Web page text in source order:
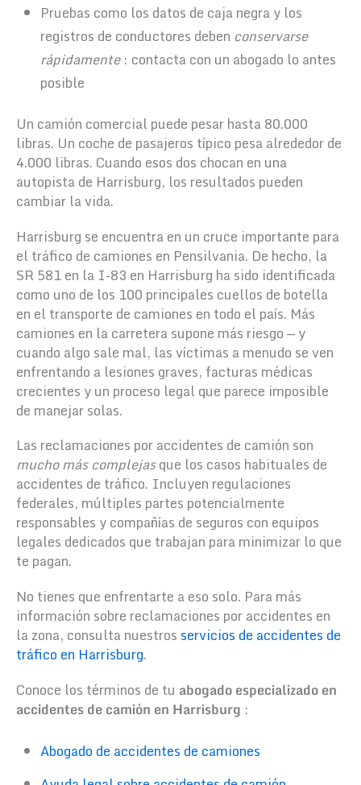
Pruebas como los datos de caja negra y los
registros de conductores deben conservarse
rápidamente: contacta con un abogado lo antes
posible
Un camión comercial puede pesar hasta 80.000
libras. Un coche de pasajeros típico pesa alrededor de
4.000 libras. Cuando esos dos chocan en una
autopista de Harrisburg, los resultados pueden
cambiar la vida.
Harrisburg se encuentra en un cruce importante para
el tráfico de camiones en Pensilvania. De hecho, la
SR 581 en la I-83 en Harrisburg ha sido identificada
como uno de los 100 principales cuellos de botella
en el transporte de camiones en todo el país. Más
camiones en la carretera supone más riesgo — y
cuando algo sale mal, las víctimas a menudo se ven
enfrentando a lesiones graves, facturas médicas
crecientes y un proceso legal que parece imposible
de manejar solas.
Las reclamaciones por accidentes de camión son
mucho más complejasque los casos habituales de
accidentes de tráfico. Incluyen regulaciones
federales, múltiples partes potencialmente
responsables y compañías de seguros con equipos
legales dedicados que trabajan para minimizar lo que
te pagan.
No tienes que enfrentarte a eso solo. Para más
información sobre reclamaciones por accidentes en
la zona, consulta nuestros servicios de accidentes de
tráfico en Harrisburg.
Conoce los términos de tu abogado especializado en
accidentes de camión en Harrisburg :
Abogado de accidentes de camiones